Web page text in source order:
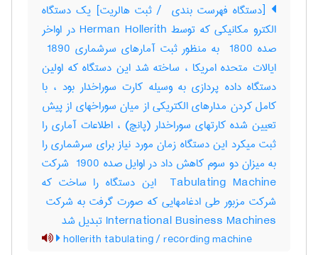
[دستگاه فهرست بندی ‎ / ثبت هالریت] یک دستگاه
الکترو مکانیکی که توسط ‎Herman Hollerith در اواخر
صده ‎ 1800 به منظور ثبت آمارهای سرشماری ‎ 1890
ایالات متحده امریکا ، ساخته شد این دستگاه که اولین
دستگاه داده پردازی به وسیله کارت سوراخدار بود ، با
کامل کردن مدارهای الکتریکی از میان سوراخهای از پیش
تعیین شده کارتهای سوراخدار (پانچ) ، اطلاعات آماری را
ثبت میکرد این دستگاه زمان مورد نیاز برای سرشماری را
به میزان دو سوم کاهش داد در اوایل صده ‎ 1900 شرکت
‎ Tabulating Machine این دستگاه را ساخت که
International Business Machines تبدیل شد
hollerith tabulating / recording machine